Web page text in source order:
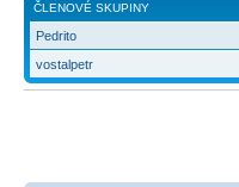
ČLENOVÉ SKUPINY
Pedrito
vostalpetr